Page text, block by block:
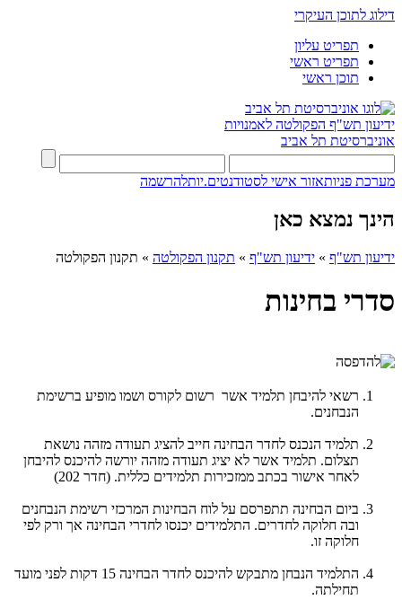
דילוג לתוכן העיקרי
תפריט עליון
תפריט ראשי
תוכן ראשי
ידיעון תש"ף הפקולטה לאמנויות
אוניברסיטת תל אביב
מערכת פניותאזור אישי לסטודנטים.יותלהרשמה
הינך נמצא כאן
ידיעון תש"ף » ידיעון תש"ף » תקנון הפקולטה » תקנון הפקולטה
סדרי בחינות
רשאי להיבחן תלמיד אשר רשום לקורס ושמו מופיע ברשימת
הנבחנים.
תלמיד הנכנס לחדר הבחינה חייב להציג תעודה מזהה נושאת
תצלום. תלמיד אשר לא יציג תעודה מזהה יורשה להיכנס להיבחן
לאחר אישור בכתב ממזכירות תלמידים כללית. (חדר 202)
ביום הבחינה תתפרסם על לוח הבחינות המרכזי רשימת הנבחנים
ובה חלוקה לחדרים. התלמידים יכנסו לחדרי הבחינה אך ורק לפי
חלוקה זו.
התלמיד הנבחן מתבקש להיכנס לחדר הבחינה 15 דקות לפני מועד
תחילתה.